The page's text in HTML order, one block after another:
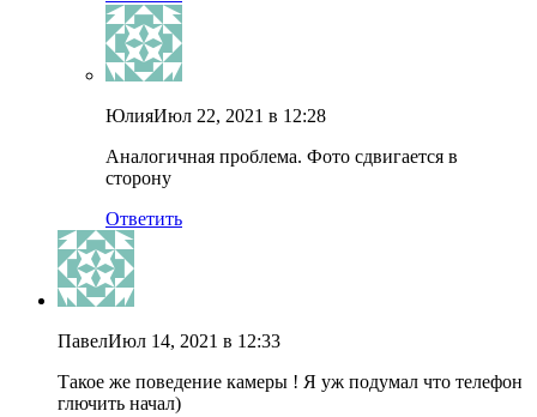
ЮлияИюл 22, 2021 в 12:28
Аналогичная проблема. Фото сдвигается в
сторону
Ответить
ПавелИюл 14, 2021 в 12:33
Такое же поведение камеры ! Я уж подумал что телефон
глючить начал)